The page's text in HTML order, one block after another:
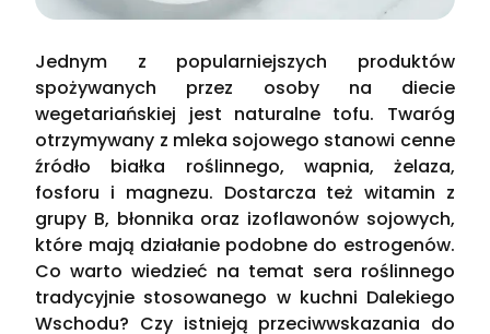
Jednym z popularniejszych produktów
spożywanych przez osoby na diecie
wegetariańskiej jest naturalne tofu. Twaróg
otrzymywany z mleka sojowego stanowi cenne
źródło białka roślinnego, wapnia, żelaza,
fosforu i magnezu. Dostarcza też witamin z
grupy B, błonnika oraz izoflawonów sojowych,
które mają działanie podobne do estrogenów.
Co warto wiedzieć na temat sera roślinnego
tradycyjnie stosowanego w kuchni Dalekiego
Wschodu? Czy istnieją przeciwwskazania do